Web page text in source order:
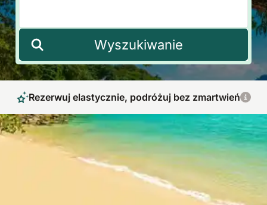
Wyszukiwanie
Rezerwuj elastycznie, podróżuj bez zmartwień
Kuracje ajurwedyjskie na rajskiej wyspie
Marzysz o rajskich wakacjach pod palmami w klimacie wyspy,
gdzie możesz się naprawdę zrelaksować i zafundować